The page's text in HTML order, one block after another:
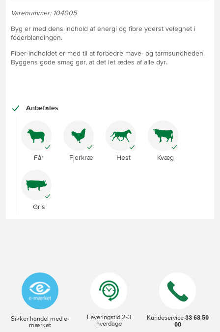
Varenummer: 104005
Byg er med dens indhold af energi og fibre yderst velegnet i
foderblandingen.
Fiber-indholdet er med til at forbedre mave- og tarmsundheden.
Byggens gode smag gør, at det let ædes af alle dyr.
Anbefales
Får Fjerkræ Hest Kvæg
Gris
Sikker handel med e-
mærket
Leveringstid 2-3
hverdage
Kundeservice33 68 50
00